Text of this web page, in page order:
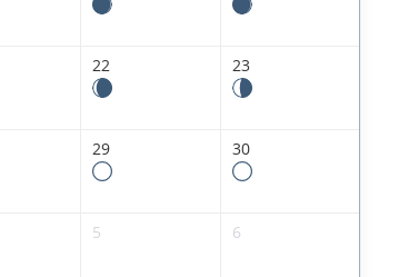
22 23
29 30
5 6